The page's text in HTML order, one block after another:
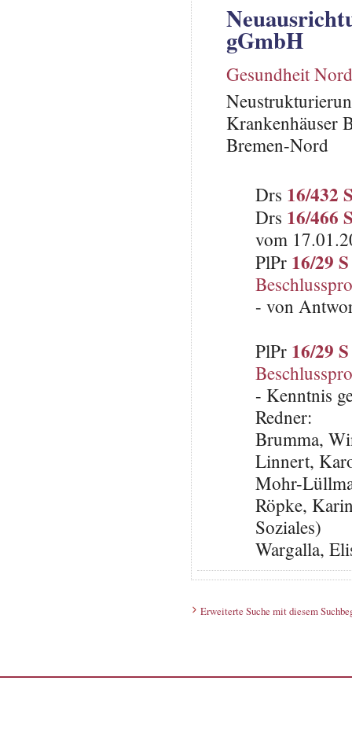
gGmbH
Gesundheit
Krankenhäuser
Bremen-Nord
Drs 16/432
Drs 16/466
vom
PlPr 16/29 S
- von
PlPr 16/29 S
- Kenntnis
Redner:
Brumma,
Linnert,
Mohr-
Röpke,
Soziales)
Wargalla,
Erweiterte Suche mit diesem